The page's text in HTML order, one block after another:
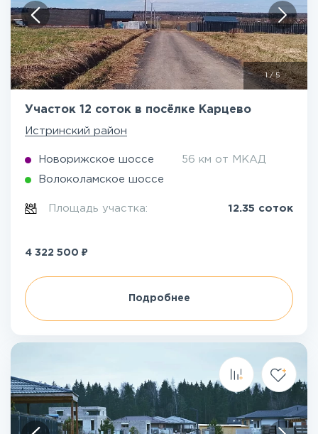
1/5
Участок 12 соток в посёлке Карцево
Истринский район
Новорижское шоссе 56 км от МКАД
Волоколамское шоссе
Площадь участка: 12.35 соток
4 322 500 ₽
Подробнее